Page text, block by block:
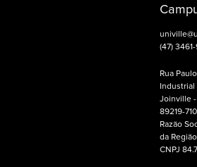
(47)
Rua
Joinville -
89219-710
Razão
da
CNPJ